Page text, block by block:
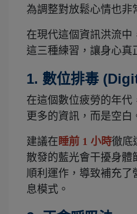
為調整對放鬆心情也非
在現代這個資訊洪流中
這三種練習，讓身心真
1. 數位排毒
在這個數位疲勞的年代
更多的資訊，而是空白
建議在 睡前 1 小時徹底
散發的藍光會干擾身體
順利運作，導致補充了
息模式。